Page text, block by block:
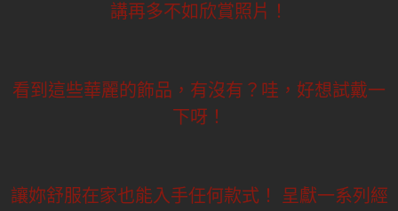
講再多不如欣賞照片！
看到這些華麗的飾品，有沒有？哇，好想試戴一
下呀！
讓妳舒服在家也能入手任何款式！ 呈獻一系列經